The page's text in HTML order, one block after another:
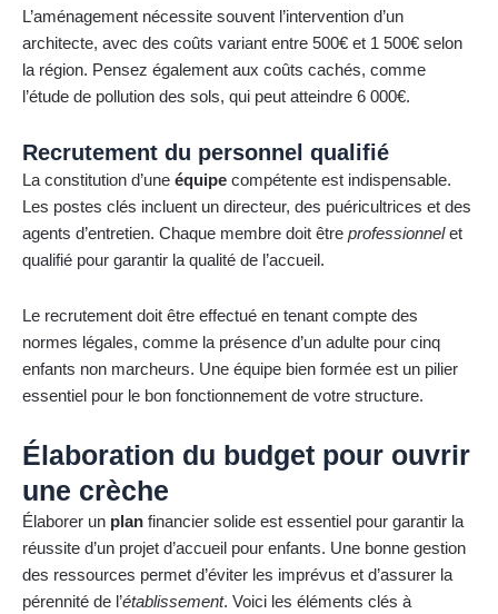
L’aménagement nécessite souvent l’intervention d’un
architecte, avec des coûts variant entre 500€ et 1 500€ selon
la région. Pensez également aux coûts cachés, comme
l’étude de pollution des sols, qui peut atteindre 6 000€.
Recrutement du personnel qualifié
La constitution d’une équipe compétente est indispensable.
Les postes clés incluent un directeur, des puéricultrices et des
agents d’entretien. Chaque membre doit être professionnelet
qualifié pour garantir la qualité de l’accueil.
Le recrutement doit être effectué en tenant compte des
normes légales, comme la présence d’un adulte pour cinq
enfants non marcheurs. Une équipe bien formée est un pilier
essentiel pour le bon fonctionnement de votre structure.
Élaboration du budget pour ouvrir
une crèche
Élaborer un plan financier solide est essentiel pour garantir la
réussite d’un projet d’accueil pour enfants. Une bonne gestion
des ressources permet d’éviter les imprévus et d’assurer la
pérennité de l’établissement. Voici les éléments clés à